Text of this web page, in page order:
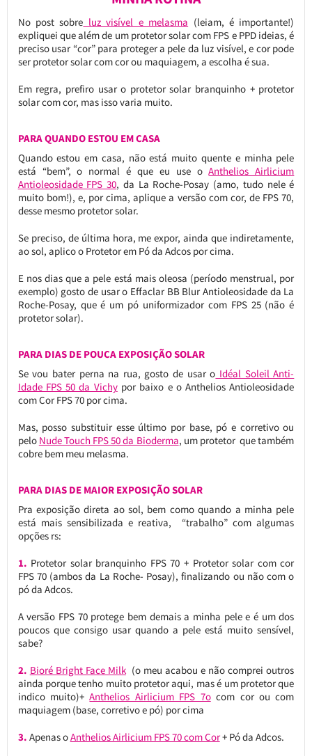
No post sobre luz visível e melasma (leiam, é importante!)
expliquei que além de um protetor solar com FPS e PPD ideias, é
preciso usar “cor” para proteger a pele da luz visível, e cor pode
ser protetor solar com cor ou maquiagem, a escolha é sua.
Em regra, prefiro usar o protetor solar branquinho + protetor
solar com cor, mas isso varia muito.
PARA QUANDO ESTOU EM CASA
Quando estou em casa, não está muito quente e minha pele
está “bem”, o normal é que eu use oAnthelios Airlicium
Antioleosidade FPS 30, da La Roche-Posay (amo, tudo nele é
muito bom!), e, por cima, aplique a versão com cor, de FPS 70,
desse mesmo protetor solar.
Se preciso, de última hora, me expor, ainda que indiretamente,
ao sol, aplico o Protetor em Pó da Adcos por cima.
E nos dias que a pele está mais oleosa (período menstrual, por
exemplo) gosto de usar o Effaclar BB Blur Antioleosidade da La
Roche-Posay, que é um pó uniformizador com FPS 25 (não é
protetor solar).
PARA DIAS DE POUCA EXPOSIÇÃO SOLAR
Se vou bater perna na rua, gosto de usar o Idéal Soleil Anti-
Idade FPS 50 da Vichypor baixo e o Anthelios Antioleosidade
com Cor FPS 70 por cima.
Mas, posso substituir esse último por base, pó e corretivo ou
pelo Nude Touch FPS 50 da Bioderma, um protetor que também
cobre bem meu melasma.
PARA DIAS DE MAIOR EXPOSIÇÃO SOLAR
Pra exposição direta ao sol, bem como quando a minha pele
está mais sensibilizada e reativa, “trabalho” com algumas
opções rs:
1. Protetor solar branquinho FPS 70 + Protetor solar com cor
FPS 70 (ambos da La Roche- Posay), finalizando ou não com o
pó da Adcos.
A versão FPS 70 protege bem demais a minha pele e é um dos
poucos que consigo usar quando a pele está muito sensível,
sabe?
2. Bioré Bright Face Milk(o meu acabou e não comprei outros
ainda porque tenho muito protetor aqui, mas é um protetor que
indico muito)+Anthelios Airlicium FPS 7ocom cor ou com
maquiagem (base, corretivo e pó) por cima
3. Apenas oAnthelios Airlicium FPS 70 com Cor+ Pó da Adcos.